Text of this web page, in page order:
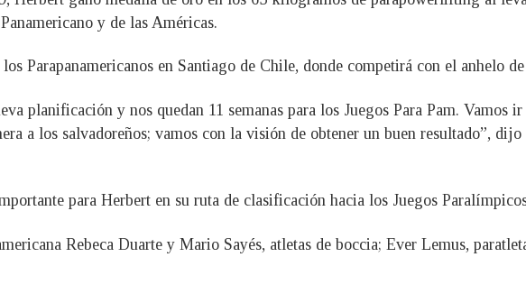
y de las Américas.
Parapanamericanos en Santiago de Chile, donde competirá con el anhelo
planificación y nos quedan 11 semanas para los Juegos Para Pam. Vamos
a los salvadoreños; vamos con la visión de obtener un buen resultado”,
para Herbert en su ruta de clasificación hacia los Juegos
Rebeca Duarte y Mario Sayés, atletas de boccia; Ever Lemus,